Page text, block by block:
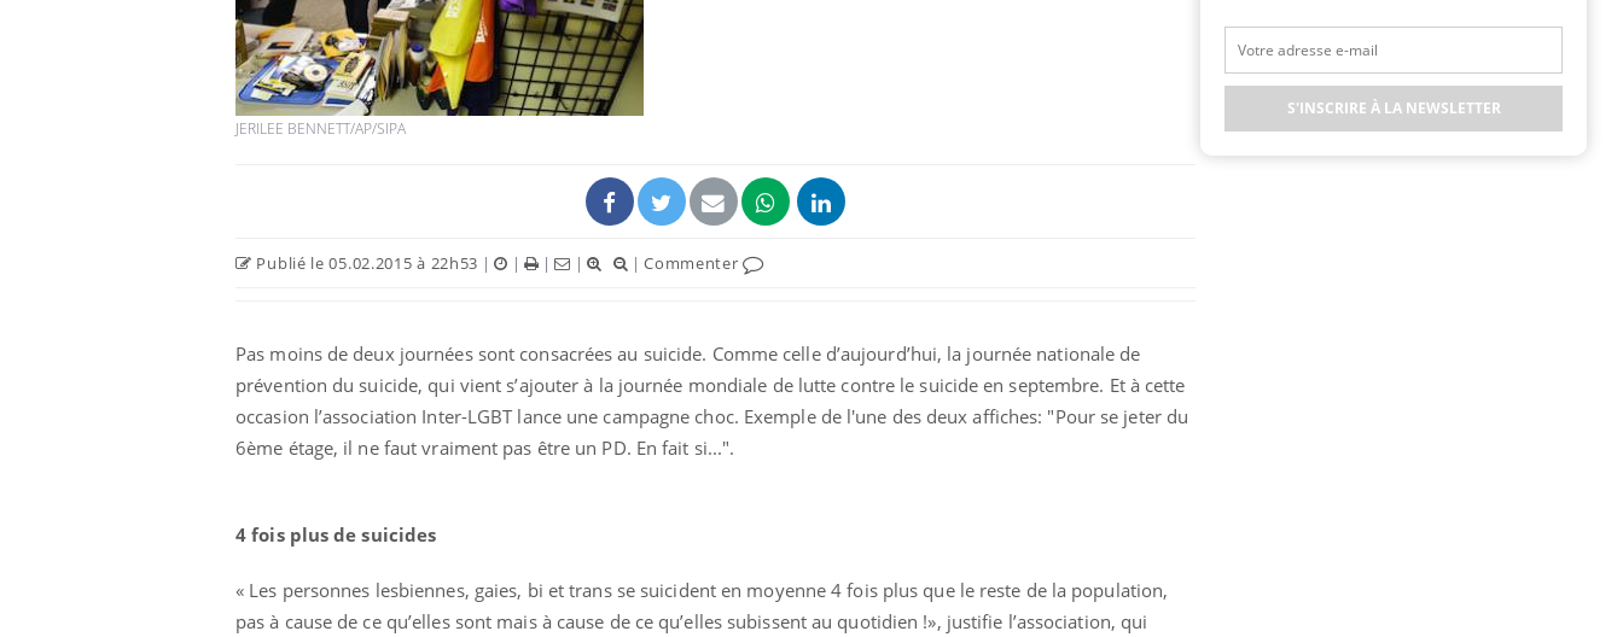
JERILEE BENNETT/AP/SIPA
Publié le 05.02.2015 à 22h53 | | | | |Commenter
Pas moins de deux journées sont consacrées au suicide. Comme celle d’aujourd’hui, la journée nationale de
prévention du suicide, qui vient s’ajouter à la journée mondiale de lutte contre le suicide en septembre. Et à cette
occasion l’association Inter-LGBT lance une campagne choc. Exemple de l'une des deux affiches: "Pour se jeter du
6ème étage, il ne faut vraiment pas être un PD. En fait si...".
4 fois plus de suicides
« Les personnes lesbiennes, gaies, bi et trans se suicident en moyenne 4 fois plus que le reste de la population,
pas à cause de ce qu’elles sont mais à cause de ce qu’elles subissent au quotidien !», justifie l’association, qui
S'INSCRIRE À LA NEWSLETTER